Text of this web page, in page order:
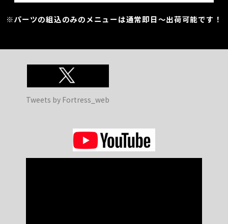
※パーツの組込のみのメニューは通常即日～出荷可能です！
Tweets by Fortress_web